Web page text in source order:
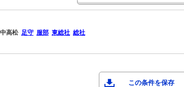
高松 足守 服部 東総社 総社
この条件を保存